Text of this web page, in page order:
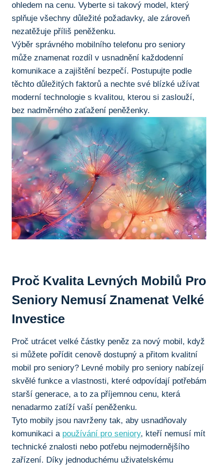
ohledem na cenu. Vyberte si takový model, který
splňuje všechny důležité požadavky, ale zároveň
nezatěžuje příliš peněženku.
Výběr správného mobilního telefonu pro seniory
může znamenat rozdíl v usnadnění každodenní
komunikace a zajištění bezpečí.⁣ Postupujte podle
těchto důležitých ‍faktorů a nechte‌ své blízké užívat
moderní technologie‍ s kvalitou, kterou ‌si​ zaslouží,
bez nadměrného zaťažení peněženky.
Proč ​kvalita Levných Mobilů Pro
Seniory Nemusí Znamenat Velké
Investice
Proč ⁣utrácet velké částky peněz za ⁢nový mobil, ‌když
si můžete pořídit cenově dostupný​ a přitom kvalitní
mobil⁤ pro seniory? Levné mobily pro seniory nabízejí
skvělé funkce a vlastnosti, které odpovídají potřebám
starší generace, a to za příjemnou cenu, která
nenadarmo zatíží‍ vaší peněženku.
Tyto mobily jsou navrženy tak, aby usnadňovaly
komunikaci ‍a používání pro seniory, kteří nemusí mít
technické znalosti nebo potřebu nejmodernějšího
zařízení. Díky jednoduchému uživatelskému